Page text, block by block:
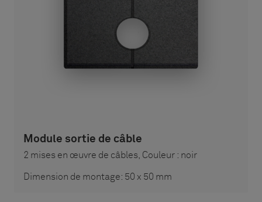
Module sortie de câble
2 mises en œuvre de câbles, Couleur : noir
Dimension de montage: 50 x 50 mm